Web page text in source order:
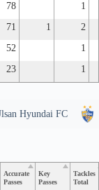
78
1
71 1
2
52
1
23 1
Hyundai FC
Accurate
Passes
Key
Passes
Tackles
Total